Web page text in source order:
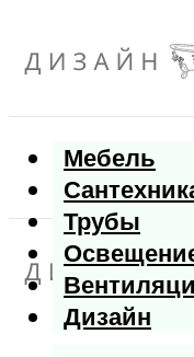
Мебель
Трубы
Дизайн